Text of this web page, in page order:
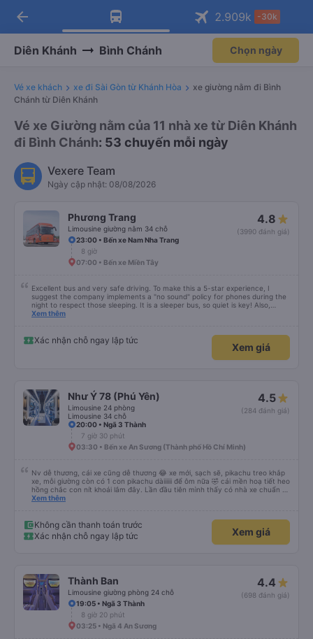
Tải app Vexere ngay!
Nhận ưu đãi thành viên độc
Mở app
Tải app Vexere
-30k/ghế khi đặt vé máy bay qua
Mở app
arrow_back 2.909k -30k
Diên Khánh Bình Chánh Chọn ngày
Vé xe khách xe đi Sài Gòn từ Khánh Hòa
xe giường nằm đi Bình
Chánh từ Diên Khánh
Vé xe Giường nằm của 11 nhà xe từ Diên Khánh
đi Bình Chánh: 53 chuyến mỗi ngày
Vexere Team
Ngày cập nhật: 08/08/2026
Phương Trang
Limousine giường nằm 34 chỗ
4.8
(3990 đánh giá)
23:00 • Bến xe Nam Nha Trang
8 giờ
07:00 • Bến xe Miền Tây
Excellent bus and very safe driving. To make this a 5-star experience, I
suggest the company implements a "no sound" policy for phones during the
night to respect those sleeping. It is a sleeper bus, so quiet is key! Also,
please display the Wi-Fi password clearly inside the cabin for convenience. I
quy định rõ ràng về việc giữ im lặng (tắt âm thanh điện thoại) vào ban đêm
để tránh làm phiền hành khách khác ngủ. Ngoài ra, nhà xe nên dán sẵn mật
khẩu Wi-Fi trong xe để hành khách dễ dàng sử dụng. Tôi vẫn sẽ tiếp tục ủng
Xem thêm
Xác nhận chỗ ngay lập tức
Xem giá
Như Ý 78 (Phú Yên)
Limousine 24 phòng
Limousine 34 chỗ
4.5
(284 đánh giá)
20:00 • Ngã 3 Thành
7 giờ 30 phút
03:30 • Bến xe An Sương (Thành phố Hồ Chí Minh)
Nv dễ thương, cái xe cũng dễ thương 😂 xe mới, sạch sẽ, pikachu treo khắp
xe, mỗi giường còn có 1 con pikachu dàiiiiii để ôm nữa 🤣 cái mền hoạ tiết heo
hồng chắc con nít khoái lắm đây. Lần đầu tiên mình thấy có nhà xe chuẩn bị
cả bàn chải đánh răng. Có 2 ông bà cụ lên xe còn được nv dẫn tới tận nơi để
Xem thêm
Không cần thanh toán trước
Xác nhận chỗ ngay lập tức
Xem giá
Thành Ban
Limousine giường phòng 24 chỗ
4.4
(698 đánh giá)
19:05 • Ngã 3 Thành
8 giờ 20 phút
03:25 • Ngã 4 An Sương